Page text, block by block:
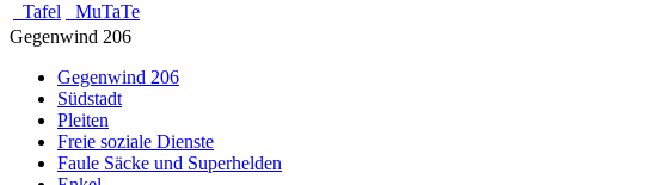
Tafel
MuTaTe
Gegenwind 206
Gegenwind 206
Südstadt
Pleiten
Freie soziale Dienste
Faule Säcke und Superhelden